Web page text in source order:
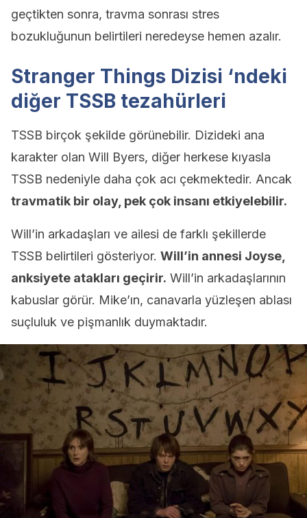
geçtikten sonra, travma sonrası stres
bozukluğunun belirtileri neredeyse hemen azalır.
Stranger Things Dizisi ‘ndeki
diğer TSSB tezahürleri
TSSB birçok şekilde görünebilir. Dizideki ana
karakter olan Will Byers, diğer herkese kıyasla
TSSB nedeniyle daha çok acı çekmektedir. Ancak
travmatik bir olay, pek çok insanı etkiyelebilir.
Will’in arkadaşları ve ailesi de farklı şekillerde
TSSB belirtileri gösteriyor. Will’in annesi Joyse,
anksiyete atakları geçirir. Will’in arkadaşlarının
kabuslar görür. Mike’ın, canavarla yüzleşen ablası
suçluluk ve pişmanlık duymaktadır.